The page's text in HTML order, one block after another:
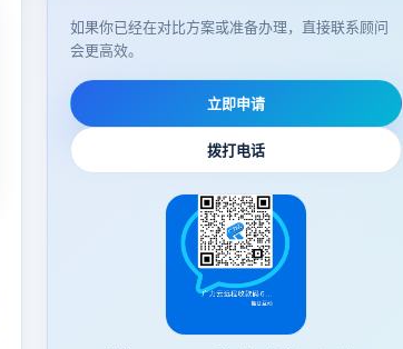
如果你已经在对比方案或准备办理，直接联系顾问
会更高效。
立即申请
拨打电话